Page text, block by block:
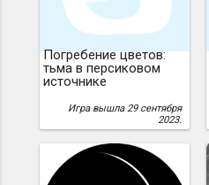
Погребение цветов:
тьма в персиковом
источнике
Игра вышла 29 сентября
2023.